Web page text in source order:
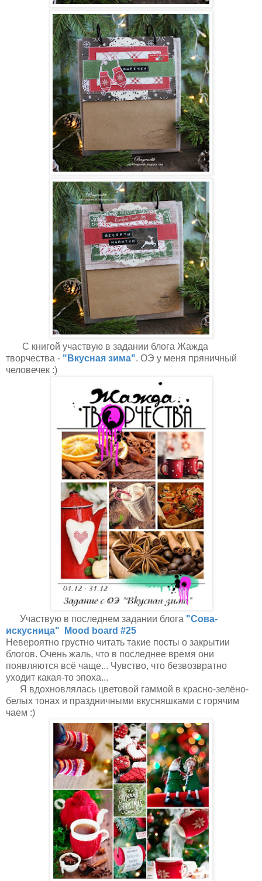
С книгой участвую в задании блога Жажда
творчества - "Вкусная зима". ОЭ у меня пряничный
человечек :)
Участвую в последнем задании блога "Сова-
искусница" Mood board #25
Невероятно грустно читать такие посты о закрытии
блогов. Очень жаль, что в последнее время они
появляются всё чаще... Чувство, что безвозвратно
уходит какая-то эпоха...
Я вдохновлялась цветовой гаммой в красно-зелёно-
белых тонах и праздничными вкусняшками с горячим
чаем :)